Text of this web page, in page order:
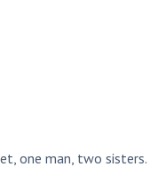
one man, two sisters.